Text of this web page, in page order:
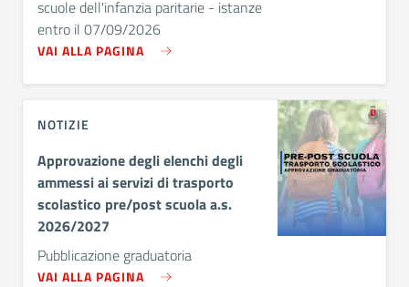
scuole dell'infanzia paritarie - istanze
entro il 07/09/2026
VAI ALLA PAGINA
NOTIZIE
Approvazione degli elenchi degli
ammessi ai servizi di trasporto
scolastico pre/post scuola a.s.
2026/2027
Pubblicazione graduatoria
VAI ALLA PAGINA